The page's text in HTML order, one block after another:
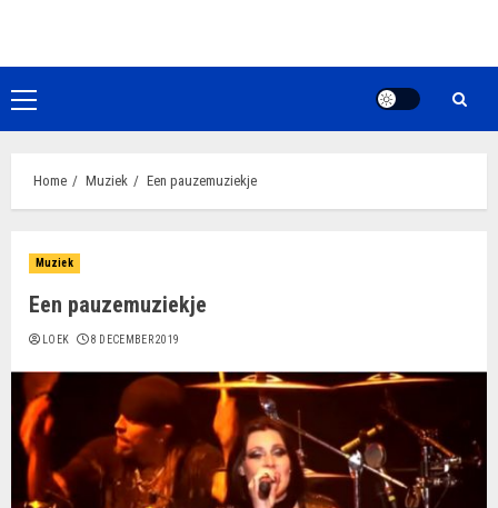
de
inhoudPrimair
menu
Home Muziek Een pauzemuziekje
Muziek
Een pauzemuziekje
LOEK 8 DECEMBER 2019